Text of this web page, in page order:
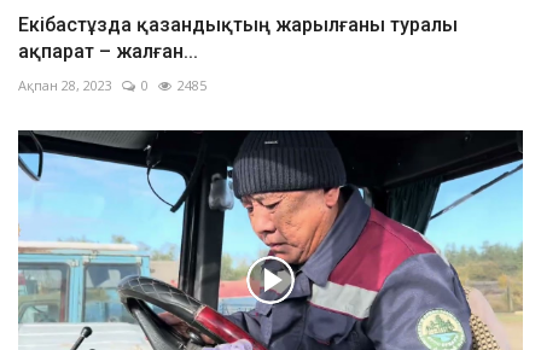
Екібастұзда қазандықтың жарылғаны туралы
ақпарат – жалған...
Ақпан 28, 2023 0 2485